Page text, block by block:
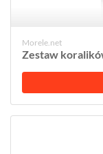
Morele.net
Zestaw